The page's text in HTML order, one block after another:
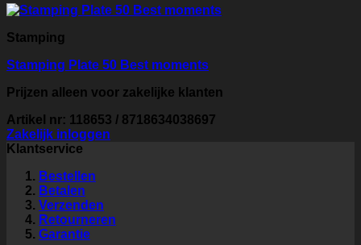
Stamping
Stamping Plate 50 Best moments
Prijzen alleen voor zakelijke klanten
Artikel nr: 118653 / 8718634038697
Zakelijk inloggen
Klantservice
Bestellen
Betalen
Verzenden
Retourneren
Garantie